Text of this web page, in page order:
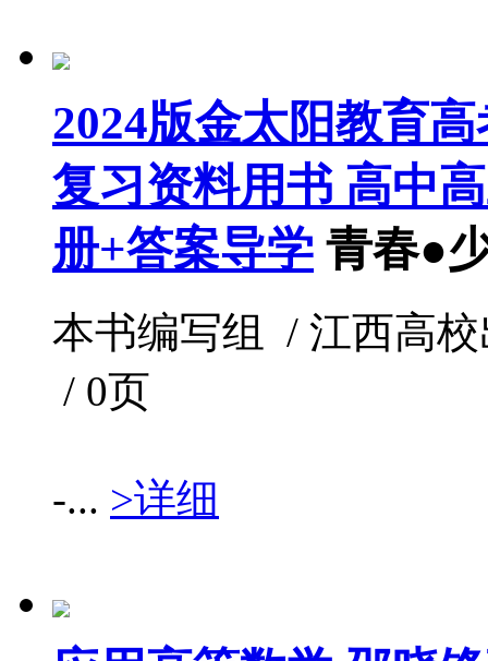
2024版金太阳教育
复习资料用书 高中
册+答案导学 青春●
本书编写组 / 江西高
/ 0页
-... >详细